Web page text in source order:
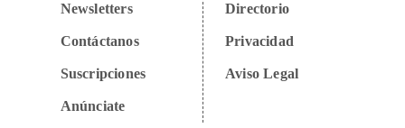
Newsletters
Contáctanos
Suscripciones
Anúnciate
Directorio
Privacidad
Aviso Legal